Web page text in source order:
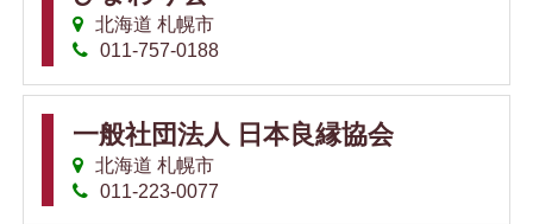
北海道 札幌市
011-757-0188
一般社団法人 日本良縁協会
北海道 札幌市
011-223-0077